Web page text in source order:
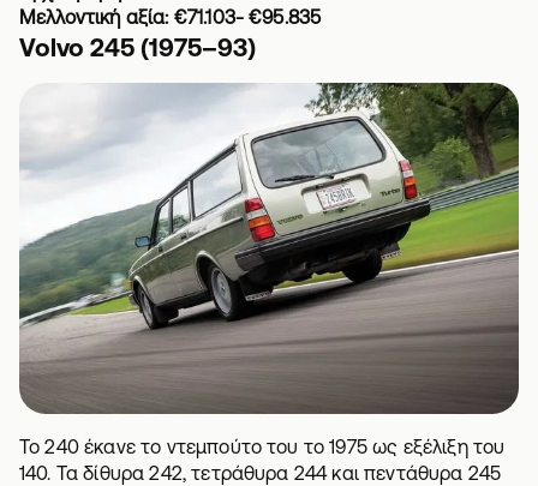
Μελλοντική αξία: €71.103- €95.835
Volvo 245 (1975–93)
Το 240 έκανε το ντεμπούτο του το 1975 ως εξέλιξη του
140. Τα δίθυρα 242, τετράθυρα 244 και πεντάθυρα 245